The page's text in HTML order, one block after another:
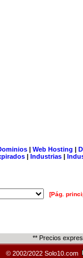
| Web Hosting |
| Industrias |
[Pág.
** Precios
© 2002/2022 Solo10.com